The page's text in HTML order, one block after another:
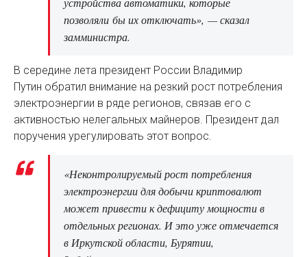
позволяли бы их отключать», — сказал
замминистра.
В середине лета президент России Владимир
Путин обратил внимание на резкий рост потребления
электроэнергии в ряде регионов, связав его с
активностью нелегальных майнеров. Президент дал
поручения урегулировать этот вопрос.
«Неконтролируемый рост потребления
электроэнергии для добычи криптовалют
может привести к дефициту мощности в
отдельных регионах. И это уже отмечается
в Иркутской области, Бурятии,